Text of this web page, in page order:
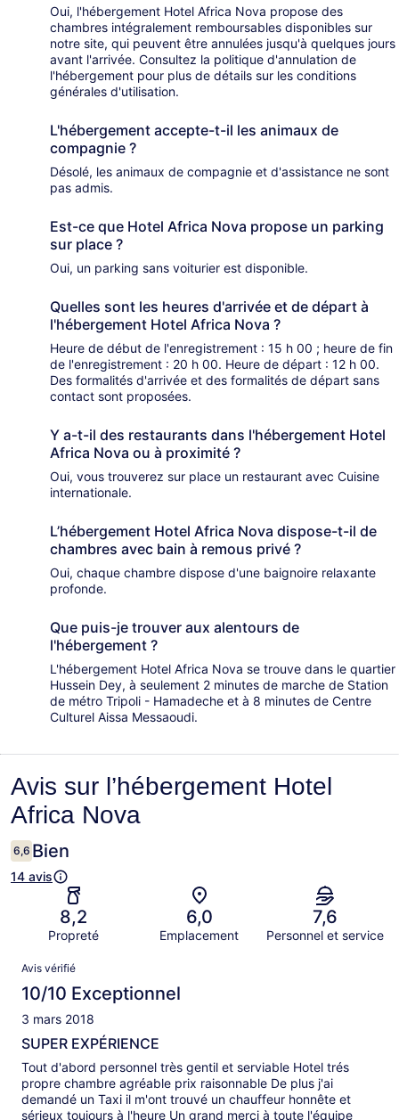
Oui, l'hébergement Hotel Africa Nova propose des
chambres intégralement remboursables disponibles sur
notre site, qui peuvent être annulées jusqu'à quelques jours
avant l'arrivée. Consultez la politique d'annulation de
l'hébergement pour plus de détails sur les conditions
générales d'utilisation.
L'hébergement accepte-t-il les animaux de
compagnie ?
Désolé, les animaux de compagnie et d'assistance ne sont
pas admis.
Est-ce que Hotel Africa Nova propose un parking
sur place ?
Oui, un parking sans voiturier est disponible.
Quelles sont les heures d'arrivée et de départ à
l'hébergement Hotel Africa Nova ?
Heure de début de l'enregistrement : 15 h 00 ; heure de fin
de l'enregistrement : 20 h 00. Heure de départ : 12 h 00.
Des formalités d'arrivée et des formalités de départ sans
contact sont proposées.
Y a-t-il des restaurants dans l'hébergement Hotel
Africa Nova ou à proximité ?
Oui, vous trouverez sur place un restaurant avec Cuisine
internationale.
L’hébergement Hotel Africa Nova dispose-t-il de
chambres avec bain à remous privé ?
Oui, chaque chambre dispose d'une baignoire relaxante
profonde.
Que puis-je trouver aux alentours de
l'hébergement ?
L'hébergement Hotel Africa Nova se trouve dans le quartier
Hussein Dey, à seulement 2 minutes de marche de Station
de métro Tripoli - Hamadeche et à 8 minutes de Centre
Culturel Aissa Messaoudi.
Avis
Avis sur l’hébergement Hotel
Africa Nova
6,6 Bien
14 avis
8,2
Propreté
6,0
Emplacement
7,6
Personnel et service
Avis
Avis vérifié
10/10 Exceptionnel
3 mars 2018
SUPER EXPÉRIENCE
Tout d'abord personnel très gentil et serviable Hotel trés
propre chambre agréable prix raisonnable De plus j'ai
demandé un Taxi il m'ont trouvé un chauffeur honnête et
sérieux toujours à l'heure Un grand merci à toute l'équipe